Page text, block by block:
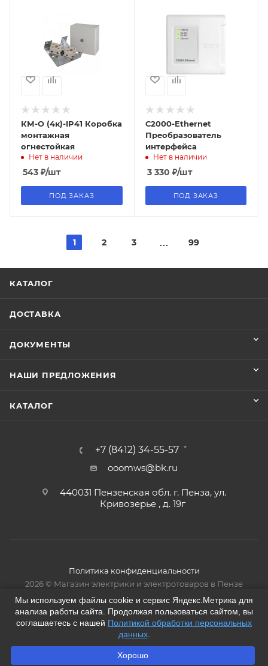
КМ-О (4к)-IP41 Коробка
монтажная
огнестойкая
Нет в наличии
543 ₽/шт
ПОД ЗАКАЗ
С2000-Ethernet
Преобразователь
интерфейса
Нет в наличии
3 330 ₽/шт
ПОД ЗАКАЗ
1 2 3 99
КАТАЛОГ
ДОСТАВКА
ДОКУМЕНТЫ
НАШИ ПРЕДЛОЖЕНИЯ
КАТАЛОГ
+7 (8412) 34-55-57
ooomws@bk.ru
440031 Пензенская обл. г. Пенза, ул.
Кривозерье , д. 19г
Политика конфиденциальности
2026 © Магазин электрики и электротоваров в Пензе
Мы используем файлы cookie и сервис Яндекс.Метрика для
анализа работы сайта. Продолжая пользоваться сайтом, вы
соглашаетесь с нашей Политикой обработки персональных
данных.
Хорошо